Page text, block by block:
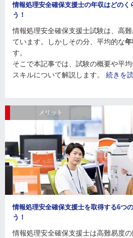
情報処理安全確保支援士の年収はどのく
う！
情報処理安全確保支援士試験は、高
ています。しかしその分、平均的な
す。
そこで本記事では、試験の概要や平
スキルについて解説します。 続きを
メリット
情報処理安全確保支援士を取得する6つ
う！
情報処理安全確保支援士は高難易度